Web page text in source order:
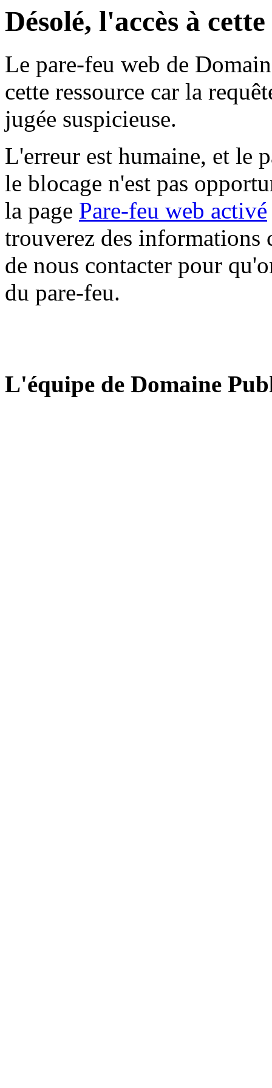
Désolé, l'accès à
Le pare-feu web de
cette ressource car la
jugée suspicieuse.
L'erreur est humaine, et le
le blocage n'est pas
la page Pare-feu web activé
trouverez des informations
de nous contacter pour
du pare-feu.
L'équipe de Domaine